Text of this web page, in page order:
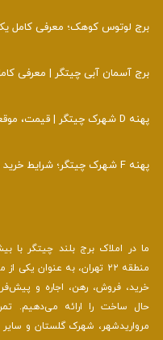
برج لوتوس کوهک؛ معرفی کامل یکی از
برج آسمان آبی چیتگر | معرفی
پهنه D شهرک چیتگر | قیمت، موقعیت، مزایا و شرایط خرید و فروش
پهنه F شهرک چیتگر؛ شرایط خرید مشخصات برج‌ها و آینده سرمایه‌گذاری
منطقه ۲۲ تهران، به عنوان
خرید، فروش، رهن، اجاره و
حال ساخت را ارائه می‌دهیم.